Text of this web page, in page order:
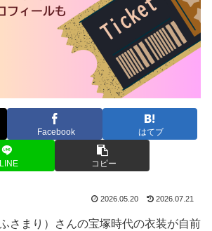
Facebook はてブ
LINE コピー
2026.05.20 2026.07.21
さまり）さんの宝塚時代の衣装が自前